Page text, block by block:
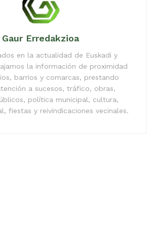
Gaur Erredakzioa
en la actualidad de Euskadi y
la información de proximidad
barrios y comarcas, prestando
a sucesos, tráfico, obras,
política municipal, cultura,
fiestas y reivindicaciones vecinales.